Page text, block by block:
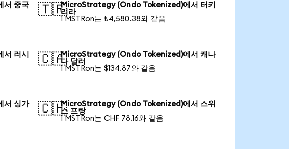
서 중국
🇹🇷MicroStrategy (Ondo Tokenized)에서 터키
리라
1 MSTRon는 ₺4,580.38와 같음
러시
🇨🇦MicroStrategy (Ondo Tokenized)에서 캐나
다 달러
1 MSTRon는 $134.87와 같음
서 싱가
🇨🇭MicroStrategy (Ondo Tokenized)에서 스위
스 프랑
1 MSTRon는 CHF 78.16와 같음